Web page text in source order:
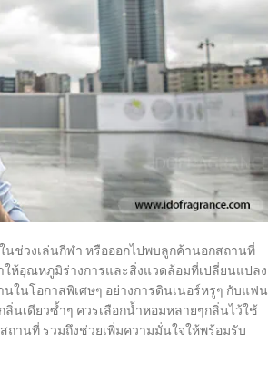
นช่วงเล่นกีฬา หรือออกไปพบลูกค้านอกสถานที่
ให้อุณหภูมิร่างการและสิ่งแวดล้อมที่เปลี่ยนแปลง
ในโอกาสพิเศษๆ อย่างการดินเนอร์หรูๆ กับแฟ
นเดียวซ้ำๆ ควรเลือกน้ำหอมหลายๆกลิ่นไว้ใช้
ถานที่ รวมถึงช่วยเพิ่มความมั่นใจให้พร้อมรับ